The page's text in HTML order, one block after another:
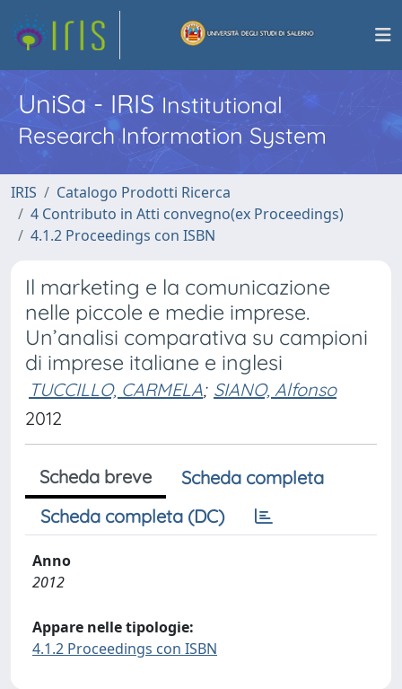
UniSa - IRISInstitutional
Research Information System
IRIS
Catalogo Prodotti Ricerca
4 Contributo in Atti convegno(ex Proceedings)
4.1.2 Proceedings con ISBN
Il marketing e la comunicazione
nelle piccole e medie imprese.
Un’analisi comparativa su campioni
di imprese italiane e inglesi
TUCCILLO, CARMELA; SIANO, Alfonso
2012
Scheda breve
Scheda completa
Scheda completa (DC)
Anno
2012
Appare nelle tipologie:
4.1.2 Proceedings con ISBN